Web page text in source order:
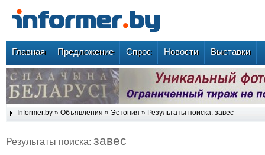
Главная Предложение Спрос Новости Выставки
Informer.by » Объявления » Эстония » Результаты поиска: завес
Результаты поиска: завес